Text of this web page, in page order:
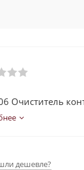
Очиститель
дешевле?